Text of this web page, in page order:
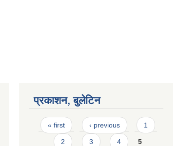
प्रकाशन, बुलेटिन
Pages
« first ‹ previous 1
2 3 4 5